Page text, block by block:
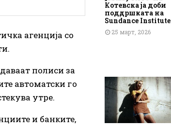
агенција со
полиси за
автоматски го
утре.
и банките,
Котевска ја доби
поддршката на
Sundance Institute
25 март, 2026